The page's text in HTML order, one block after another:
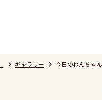
ギャラリー 今日のわんちゃ